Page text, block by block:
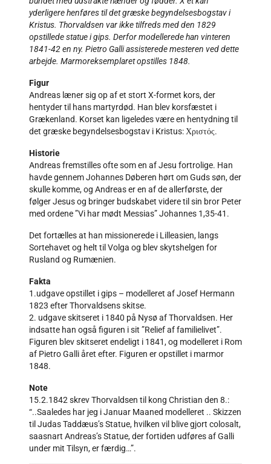
yderligere henføres til det græske begyndelsesbogstav i
Kristus. Thorvaldsen var ikke tilfreds med den 1829
opstillede statue i gips. Derfor modellerede han vinteren
1841-42 en ny. Pietro Galli assisterede mesteren ved dette
arbejde. Marmoreksemplaret opstilles 1848.
Figur
Andreas læner sig op af et stort X-formet kors, der
hentyder til hans martyrdød. Han blev korsfæstet i
Grækenland. Korset kan ligeledes være en hentydning til
det græske begyndelsesbogstav i Kristus: Χριστός.
Historie
Andreas fremstilles ofte som en af Jesu fortrolige. Han
havde gennem Johannes Døberen hørt om Guds søn, der
skulle komme, og Andreas er en af de allerførste, der
følger Jesus og bringer budskabet videre til sin bror Peter
med ordene ”Vi har mødt Messias” Johannes 1,35-41.
Det fortælles at han missionerede i Lilleasien, langs
Sortehavet og helt til Volga og blev skytshelgen for
Rusland og Rumænien.
Fakta
1.udgave opstillet i gips – modelleret af Josef Hermann
1823 efter Thorvaldsens skitse.
2. udgave skitseret i 1840 på Nysø af Thorvaldsen. Her
indsatte han også figuren i sit ”Relief af familielivet”.
Figuren blev skitseret endeligt i 1841, og modelleret i Rom
af Pietro Galli året efter. Figuren er opstillet i marmor
1848.
Note
15.2.1842 skrev Thorvaldsen til kong Christian den 8.:
“..Saaledes har jeg i Januar Maaned modelleret .. Skizzen
til Judas Taddæus’s Statue, hvilken vil blive gjort colosalt,
saasnart Andreas’s Statue, der fortiden udføres af Galli
under mit Tilsyn, er færdig…”.